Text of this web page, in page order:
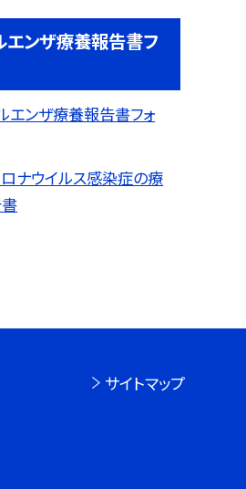
エンザ療養報告書フ
エンザ療養報告書フォ
ナウイルス感染症の療
サイトマップ